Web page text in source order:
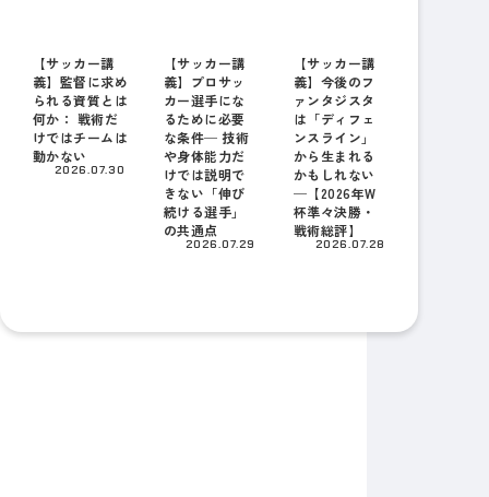
【サッカー講
義】監督に求め
られる資質とは
何か： 戦術だ
けではチームは
動かない
2026.07.30
【サッカー講
義】プロサッ
カー選手にな
るために必要
な条件─ 技術
や身体能力だ
けでは説明で
きない「伸び
続ける選手」
の共通点
2026.07.29
【サッカー講
義】今後のフ
ァンタジスタ
は「ディフェ
ンスライン」
から生まれる
かもしれない
─【2026年W
杯準々決勝・
戦術総評】
2026.07.28